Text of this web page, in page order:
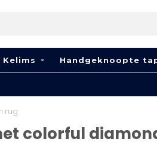
Kelims Handgeknoopte
rug
colorful